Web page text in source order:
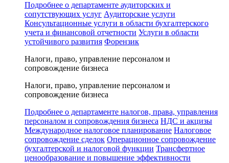
Подробнее о департаменте аудиторских и
сопутствующих услуг Аудиторские услуги
Консультационные услуги в области бухгалтерского
учета и финансовой отчетности Услуги в области
устойчивого развития Форензик
Налоги, право, управление персоналом и
сопровождение бизнеса
Налоги, право, управление персоналом и
сопровождение бизнеса
Подробнее о департаменте налогов, права, управления
персоналом и сопровождения бизнеса НДС и акцизы
Международное налоговое планирование Налоговое
сопровождение сделок Операционное сопровождение
бухгалтерской и налоговой функции Трансфертное
ценообразование и повышение эффективности